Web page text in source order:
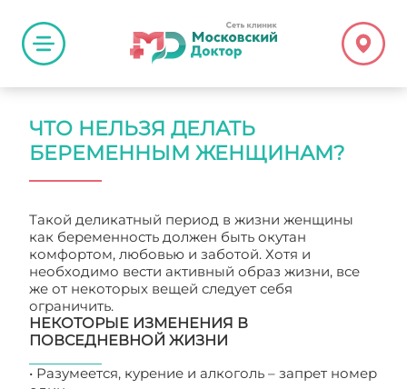
ЧТО НЕЛЬЗЯ ДЕЛАТЬ
БЕРЕМЕННЫМ ЖЕНЩИНАМ?
Такой деликатный период в жизни женщины
как беременность должен быть окутан
комфортом, любовью и заботой. Хотя и
необходимо вести активный образ жизни, все
же от некоторых вещей следует себя
ограничить.
НЕКОТОРЫЕ ИЗМЕНЕНИЯ В
ПОВСЕДНЕВНОЙ ЖИЗНИ
• Разумеется, курение и алкоголь – запрет номер